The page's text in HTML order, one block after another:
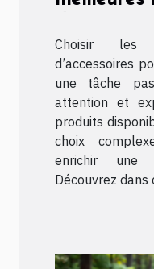
Choisir les
d’accessoires
une tâche
attention et
produits
choix
enrichir une
Découvrez dans